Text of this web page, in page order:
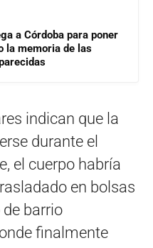
a Córdoba para poner
la memoria de las
indican que la
durante el
el cuerpo habría
en bolsas
barrio
finalmente